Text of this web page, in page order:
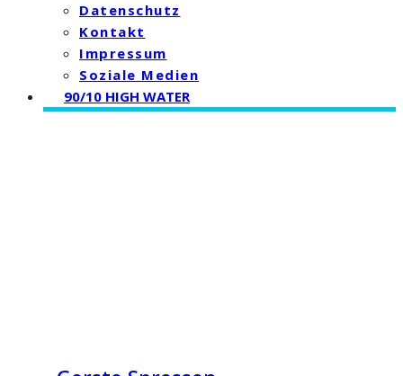
Datenschutz
Kontakt
Impressum
Soziale Medien
90/10 HIGH WATER